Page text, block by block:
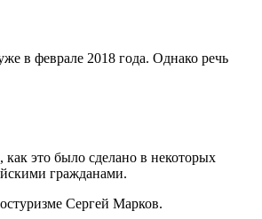
в феврале 2018 года. Однако речь
это было сделано в некоторых
гражданами.
Сергей Марков.